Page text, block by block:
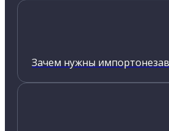
Зачем нужны